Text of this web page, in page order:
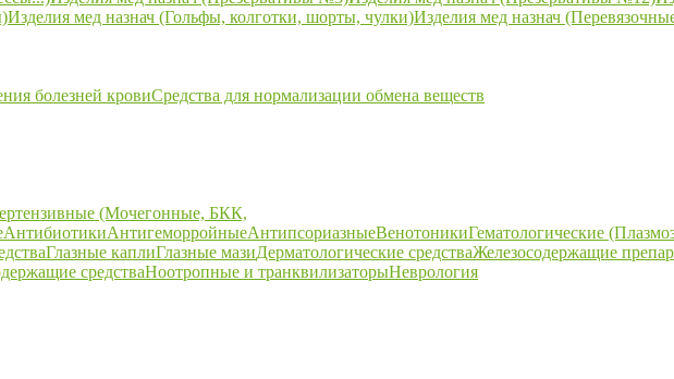
Изделия мед назнач (Гольфы, колготки, шорты, чулки)Изделия мед назнач
болезней кровиСредства для нормализации обмена веществ
(Мочегонные, БКК,
АнтибиотикиАнтигеморройныеАнтипсориазныеВенотоникиГематологические
Глазные каплиГлазные мазиДерматологические средстваЖелезосодержащие
средстваНоотропные и транквилизаторыНеврология